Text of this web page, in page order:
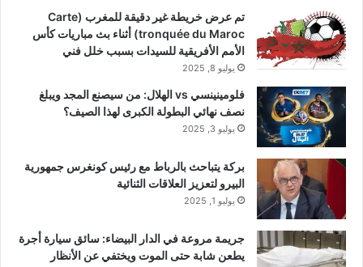
تم عرض خريطة غير دقيقة للمغرب (Carte
tronquée du Maroc) أثناء بث مباريات كأس
الأمم الأفريقية للسيدات بسبب خلل فني
يوليو 8, 2025
فلومينينسي vs الهلال: من سيصنع المجد ويبلغ
نصف نهائي البطولة الكبرى لهذا الصيف؟
يوليو 3, 2025
بركة يتباحث بالرباط مع رئيس كونغرس جمهورية
البيرو لتعزيز العلاقات الثنائية
يوليو 1, 2025
جريمة مروعة في الدار البيضاء: سائق سيارة أجرة
يطعن شابة حتى الموت ويختفي عن الأنظار